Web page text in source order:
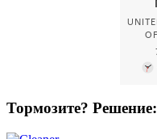
Тормозите? Решение: